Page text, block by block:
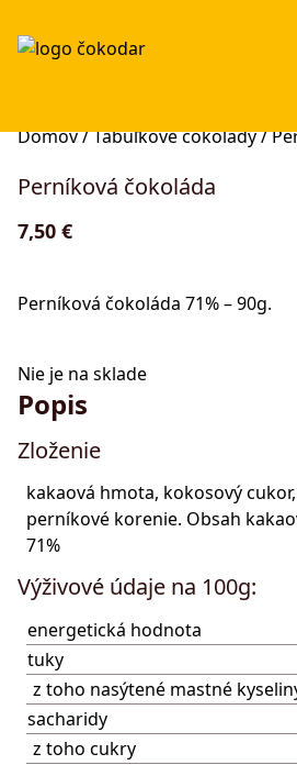
Domov/Tabuľkové čokolády/
Perníková čokoláda
7,50 €
Perníková čokoláda 71% – 90g.
Nie je na sklade
Popis
Zloženie
kakaová hmota, kokosový
perníkové korenie. Obsah
71%
Výživové údaje na 100g:
energetická hodnota
tuky
z toho nasýtené mastné
sacharidy
z toho cukry